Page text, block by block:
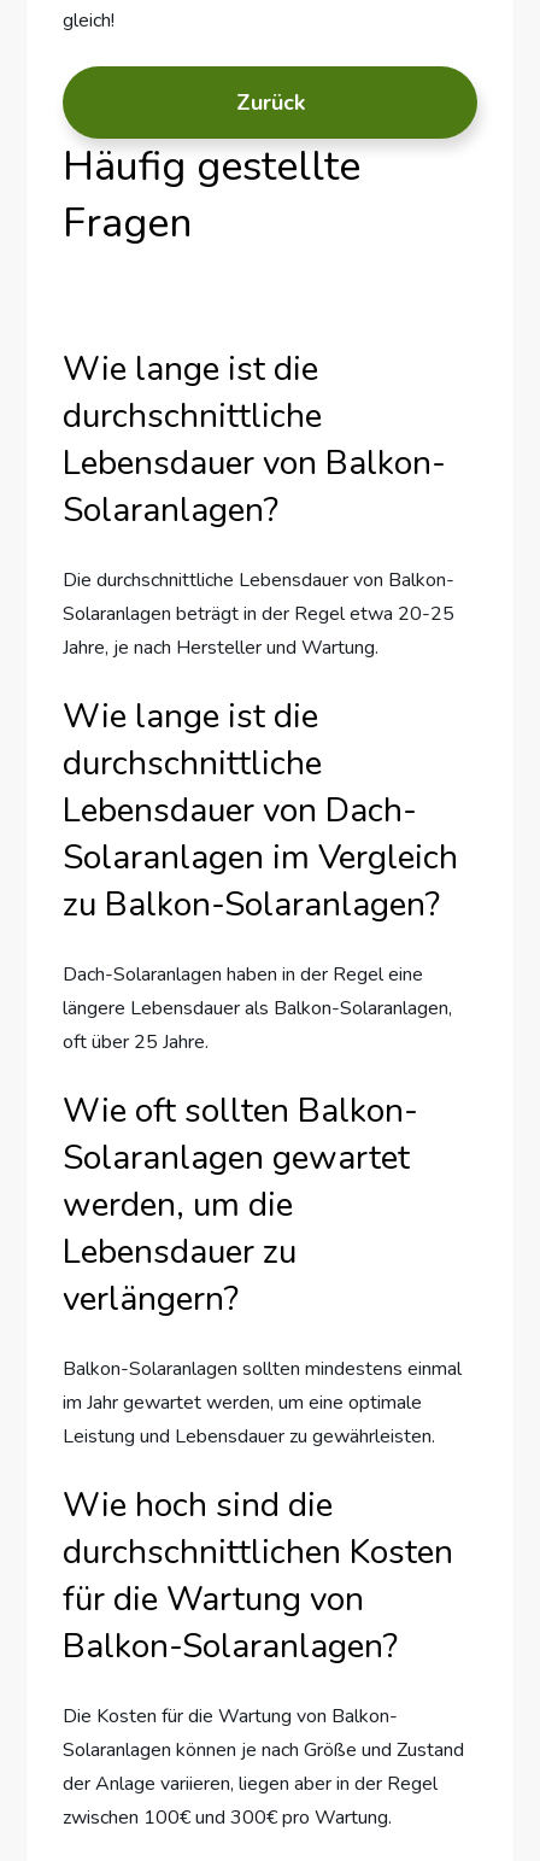
gleich!
Zurück
Häufig gestellte
Fragen
Wie lange ist die
durchschnittliche
Lebensdauer von Balkon-
Solaranlagen?
Die durchschnittliche Lebensdauer von Balkon-
Solaranlagen beträgt in der Regel etwa 20-25
Jahre, je nach Hersteller und Wartung.
Wie lange ist die
durchschnittliche
Lebensdauer von Dach-
Solaranlagen im Vergleich
zu Balkon-Solaranlagen?
Dach-Solaranlagen haben in der Regel eine
längere Lebensdauer als Balkon-Solaranlagen,
oft über 25 Jahre.
Wie oft sollten Balkon-
Solaranlagen gewartet
werden, um die
Lebensdauer zu
verlängern?
Balkon-Solaranlagen sollten mindestens einmal
im Jahr gewartet werden, um eine optimale
Leistung und Lebensdauer zu gewährleisten.
Wie hoch sind die
durchschnittlichen Kosten
für die Wartung von
Balkon-Solaranlagen?
Die Kosten für die Wartung von Balkon-
Solaranlagen können je nach Größe und Zustand
der Anlage variieren, liegen aber in der Regel
zwischen 100€ und 300€ pro Wartung.